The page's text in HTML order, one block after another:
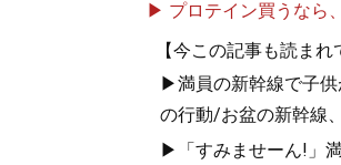
▶ プロテイン買うなら
【今この記事も読まれ
▶満員の新幹線で子供
の行動/お盆の新幹線
▶「すみませーん!」